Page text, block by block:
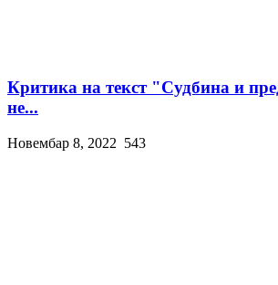
Критика на текст "Судбина и
не...
Новембар 8, 2022 543